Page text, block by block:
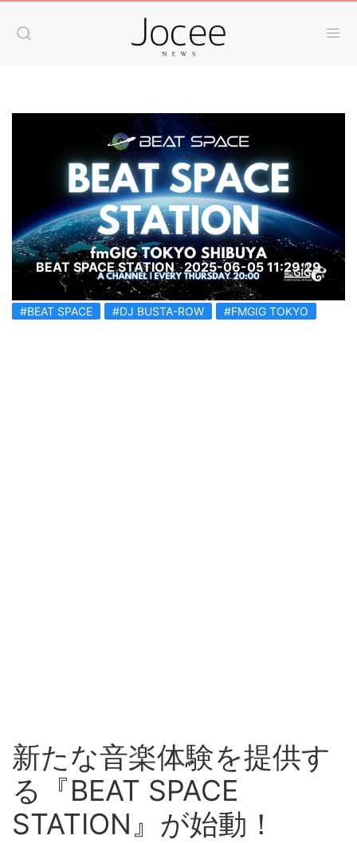
BEAT SPACE STATION 2025-06-05 11:29:29
#BEAT SPACE #DJ BUSTA-ROW #FMGIG TOKYO
新たな音楽体験を提供す
る『BEAT SPACE
STATION』が始動！